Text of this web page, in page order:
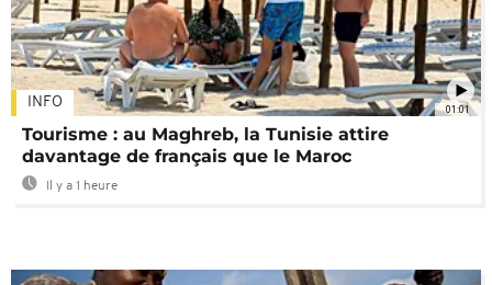
01:01
INFO
Tourisme : au Maghreb, la Tunisie attire
davantage de français que le Maroc
Il y a 1 heure